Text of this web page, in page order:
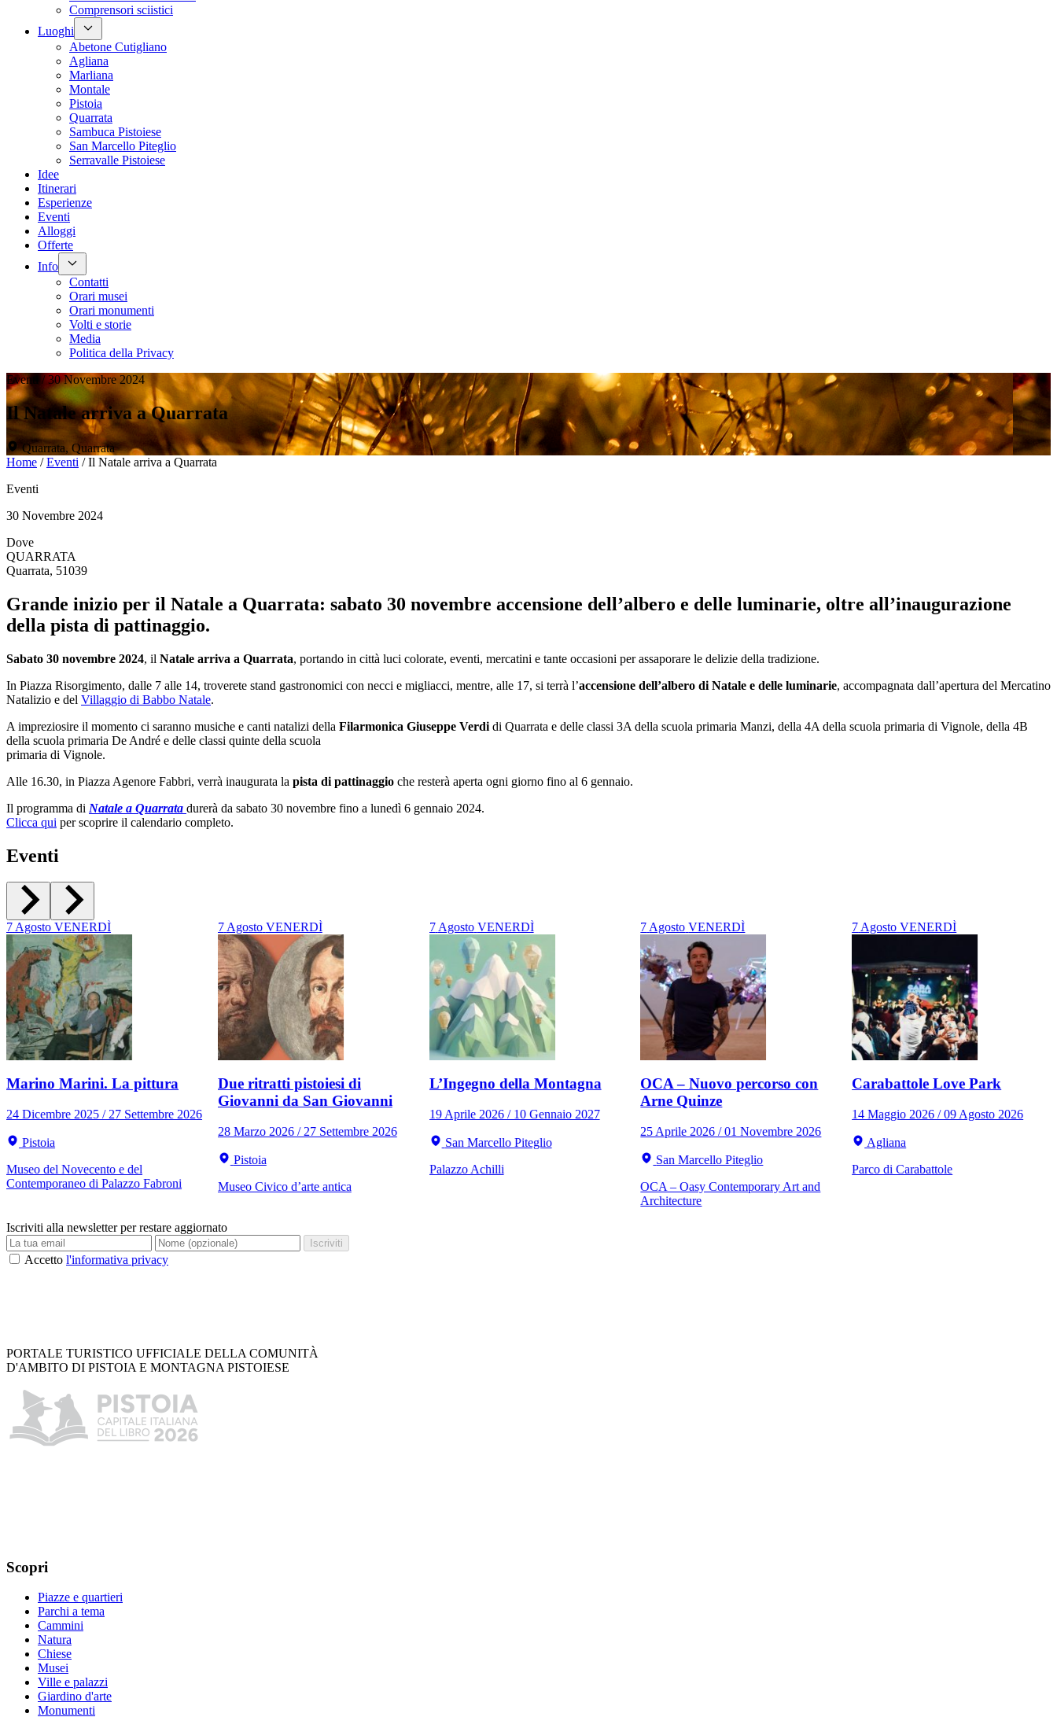
Comprensori sciistici
Luoghi
Abetone Cutigliano
Agliana
Marliana
Montale
Pistoia
Quarrata
Sambuca Pistoiese
San Marcello Piteglio
Serravalle Pistoiese
Idee
Itinerari
Esperienze
Eventi
Alloggi
Offerte
Info
Contatti
Orari musei
Orari monumenti
Volti e storie
Media
Politica della Privacy
Eventi
/ 30 Novembre 2024
Il Natale arriva a Quarrata
Quarrata, Quarrata
Home /Eventi /Il Natale arriva a Quarrata
Eventi
30 Novembre 2024
Dove
QUARRATA
Quarrata, 51039
Grande inizio per il Natale a Quarrata: sabato 30 novembre accensione dell’albero e delle luminarie, oltre all’inaugurazione
della pista di pattinaggio.
Sabato 30 novembre 2024, il Natale arriva a Quarrata, portando in città luci colorate, eventi, mercatini e tante occasioni per assaporare le delizie della tradizione.
In Piazza Risorgimento, dalle 7 alle 14, troverete stand gastronomici con necci e migliacci, mentre, alle 17, si terrà l’accensione dell’albero di Natale e delle luminarie, accompagnata dall’apertura del Mercatino
Natalizio e del Villaggio di Babbo Natale.
A impreziosire il momento ci saranno musiche e canti natalizi della Filarmonica Giuseppe Verdi di Quarrata e delle classi 3A della scuola primaria Manzi, della 4A della scuola primaria di Vignole, della 4B
della scuola primaria De André e delle classi quinte della scuola
primaria di Vignole.
Alle 16.30, in Piazza Agenore Fabbri, verrà inaugurata la pista di pattinaggio che resterà aperta ogni giorno fino al 6 gennaio.
Il programma di Natale a Quarrata durerà da sabato 30 novembre fino a lunedì 6 gennaio 2024.
Clicca qui per scoprire il calendario completo.
Eventi
7Agosto VENERDÌ
Marino Marini. La pittura
24 Dicembre 2025 / 27 Settembre 2026
Pistoia
Museo del Novecento e del
Contemporaneo di Palazzo Fabroni
7Agosto VENERDÌ
Due ritratti pistoiesi di
Giovanni da San Giovanni
28 Marzo 2026 / 27 Settembre 2026
Pistoia
Museo Civico d’arte antica
7 Agosto VENERDÌ
L’Ingegno della Montagna
19 Aprile 2026 / 10 Gennaio 2027
San Marcello Piteglio
Palazzo Achilli
7Agosto VENERDÌ
OCA – Nuovo percorso con
Arne Quinze
25 Aprile 2026 / 01 Novembre 2026
San Marcello Piteglio
OCA – Oasy Contemporary Art and
Architecture
7Agosto VENERDÌ
Carabattole Love Park
14 Maggio 2026 / 09 Agosto 2026
Agliana
Parco di Carabattole
Iscriviti alla newsletter per restare aggiornato
Iscriviti
Accetto l'informativa privacy
PORTALE TURISTICO UFFICIALE DELLA COMUNITÀ
D'AMBITO DI PISTOIA E MONTAGNA PISTOIESE
Scopri
Piazze e quartieri
Parchi a tema
Cammini
Natura
Chiese
Musei
Ville e palazzi
Giardino d'arte
Monumenti